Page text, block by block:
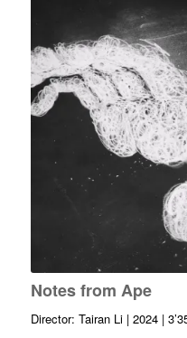
Notes from Ape
Director: Tairan Li | 2024 |